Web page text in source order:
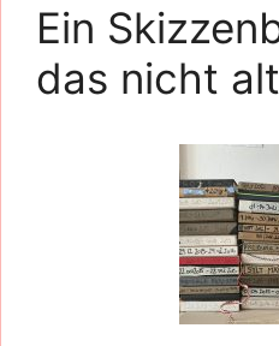
Ein
das nicht